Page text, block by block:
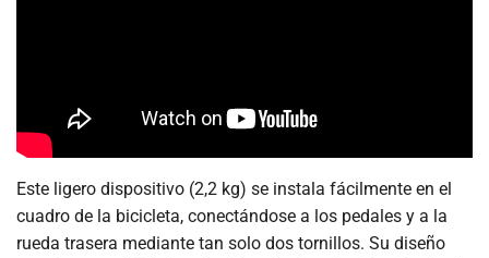
Este ligero dispositivo (2,2 kg) se instala fácilmente en el
cuadro de la bicicleta, conectándose a los pedales y a la
rueda trasera mediante tan solo dos tornillos. Su diseño